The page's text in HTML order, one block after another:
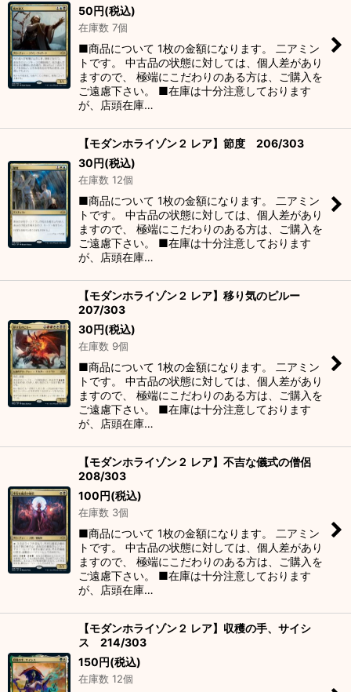
50円(税込)
在庫数 7個
■商品について 1枚の金額になります。 二アミン
トです。 中古品の状態に対しては、個人差があり
ますので、 極端にこだわりのある方は、ご購入を
ご遠慮下さい。 ■在庫は十分注意しております
が、店頭在庫…
【モダンホライゾン２ レア】節度 206/303
30円(税込)
在庫数 12個
■商品について 1枚の金額になります。 二アミン
トです。 中古品の状態に対しては、個人差があり
ますので、 極端にこだわりのある方は、ご購入を
ご遠慮下さい。 ■在庫は十分注意しております
が、店頭在庫…
【モダンホライゾン２ レア】移り気のピルー
207/303
30円(税込)
在庫数 9個
■商品について 1枚の金額になります。 二アミン
トです。 中古品の状態に対しては、個人差があり
ますので、 極端にこだわりのある方は、ご購入を
ご遠慮下さい。 ■在庫は十分注意しております
が、店頭在庫…
【モダンホライゾン２ レア】不吉な儀式の僧侶
208/303
100円(税込)
在庫数 3個
■商品について 1枚の金額になります。 二アミン
トです。 中古品の状態に対しては、個人差があり
ますので、 極端にこだわりのある方は、ご購入を
ご遠慮下さい。 ■在庫は十分注意しております
が、店頭在庫…
【モダンホライゾン２ レア】収穫の手、サイシ
ス 214/303
150円(税込)
在庫数 12個